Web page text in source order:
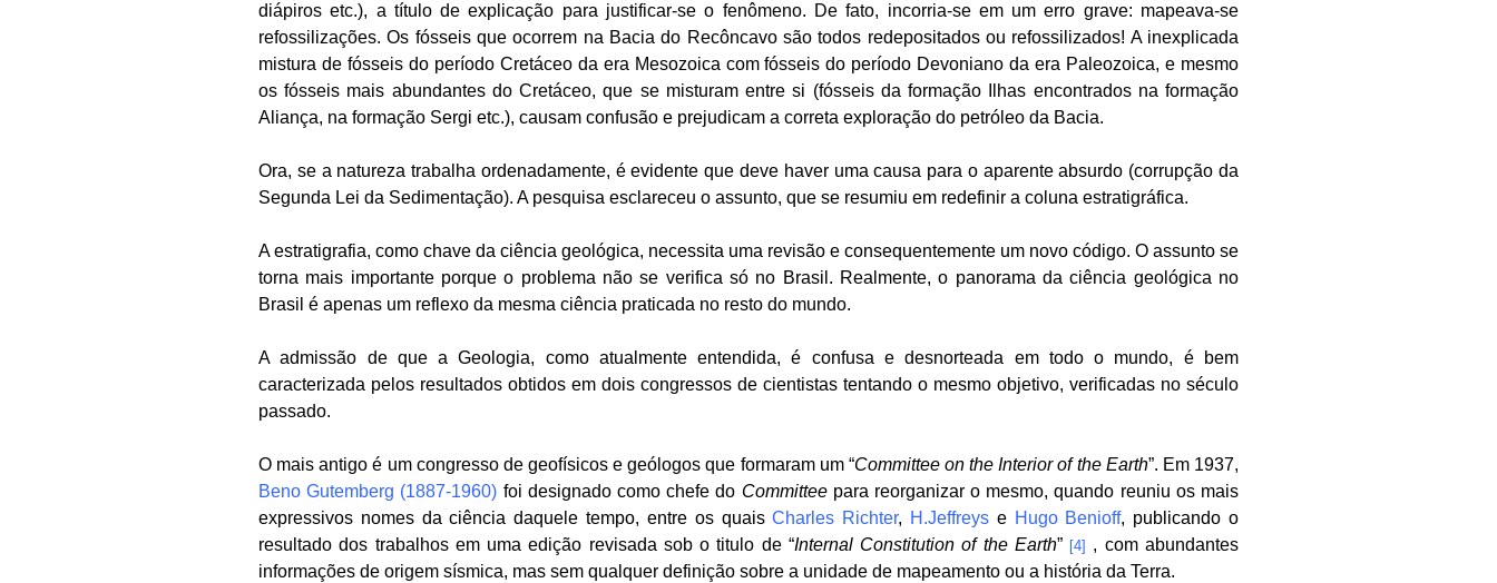
diápiros etc.), a título de explicação para justificar-se o fenômeno. De fato, incorria-se em um erro grave: mapeava-se
refossilizações. Os fósseis que ocorrem na Bacia do Recôncavo são todos redepositados ou refossilizados! A inexplicada
mistura de fósseis do período Cretáceo da era Mesozoica com fósseis do período Devoniano da era Paleozoica, e mesmo
os fósseis mais abundantes do Cretáceo, que se misturam entre si (fósseis da formação Ilhas encontrados na formação
Aliança, na formação Sergi etc.), causam confusão e prejudicam a correta exploração do petróleo da Bacia.
Ora, se a natureza trabalha ordenadamente, é evidente que deve haver uma causa para o aparente absurdo (corrupção da
Segunda Lei da Sedimentação). A pesquisa esclareceu o assunto, que se resumiu em redefinir a coluna estratigráfica.
A estratigrafia, como chave da ciência geológica, necessita uma revisão e consequentemente um novo código. O assunto se
torna mais importante porque o problema não se verifica só no Brasil. Realmente, o panorama da ciência geológica no
Brasil é apenas um reflexo da mesma ciência praticada no resto do mundo.
A admissão de que a Geologia, como atualmente entendida, é confusa e desnorteada em todo o mundo, é bem
caracterizada pelos resultados obtidos em dois congressos de cientistas tentando o mesmo objetivo, verificadas no século
passado.
O mais antigo é um congresso de geofísicos e geólogos que formaram um “Committee on the Interior of the Earth”. Em 1937,
Beno Gutemberg (1887-1960) foi designado como chefe do Committeepara reorganizar o mesmo, quando reuniu os mais
expressivos nomes da ciência daquele tempo, entre os quaisCharles Richter, H.Jeffreyse Hugo Benioff, publicando o
resultado dos trabalhos em uma edição revisada sob o titulo de “Internal Constitution of the Earth” [4] , com abundantes
informações de origem sísmica, mas sem qualquer definição sobre a unidade de mapeamento ou a história da Terra.